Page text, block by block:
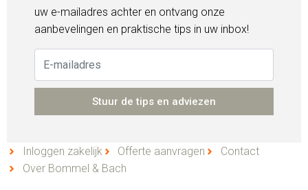
uw e-mailadres achter en ontvang onze
aanbevelingen en praktische tips in uw inbox!
Stuur de tips en adviezen
Inloggen zakelijk Offerte aanvragen
Contact
Over Bommel & Bach